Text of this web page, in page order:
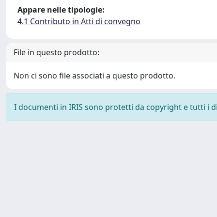
Appare nelle tipologie:
4.1 Contributo in Atti di convegno
File in questo prodotto:
Non ci sono file associati a questo prodotto.
I documenti in IRIS sono protetti da copyright e tutti i